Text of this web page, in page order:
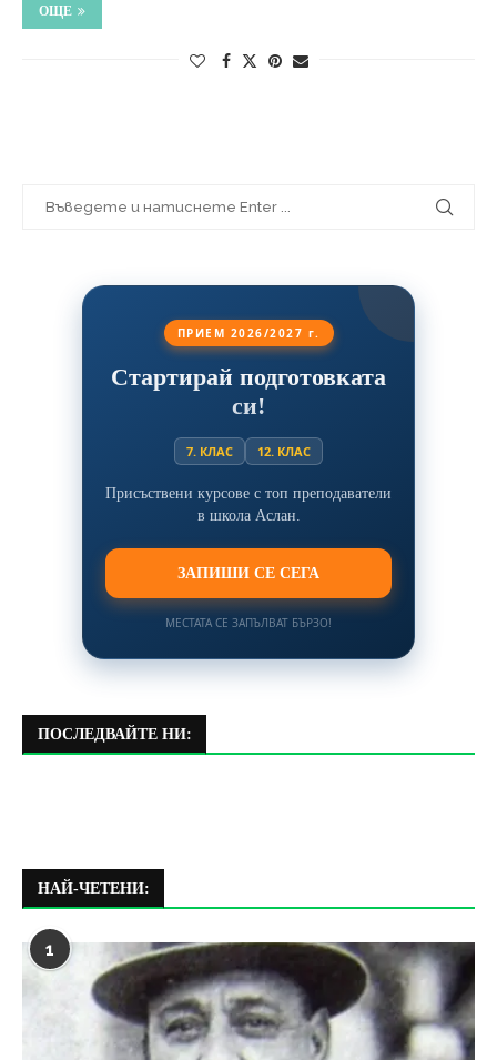
ОЩЕ
ПРИЕМ 2026/2027 г.
Стартирай подготовката
си!
7. КЛАС 12. КЛАС
Присъствени курсове с топ преподаватели
в школа Аслан.
ЗАПИШИ СЕ СЕГА
МЕСТАТА СЕ ЗАПЪЛВАТ БЪРЗО!
ПОСЛЕДВАЙТЕ НИ:
НАЙ-ЧЕТЕНИ:
1